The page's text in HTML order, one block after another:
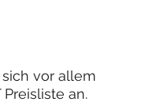
vor allem
an.